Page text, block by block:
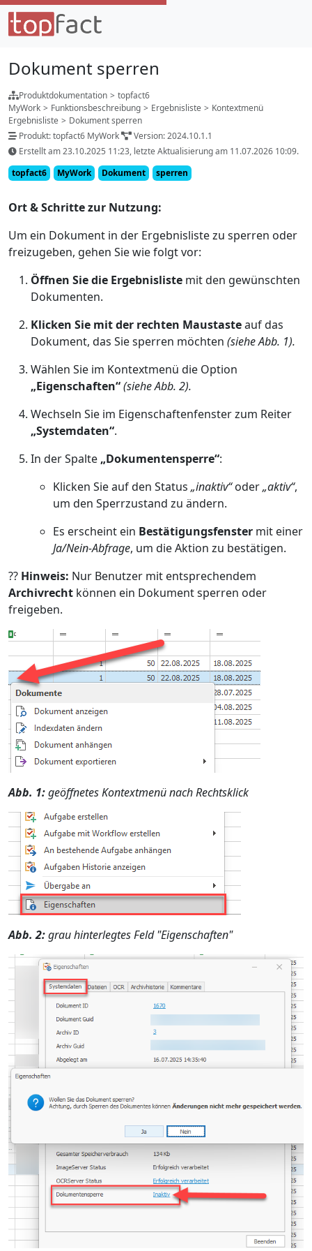
Dokument sperren
Produktdokumentation > topfact6
MyWork > Funktionsbeschreibung > Ergebnisliste > Kontextmenü
Ergebnisliste > Dokument sperren
Produkt: topfact6 MyWork
Version: 2024.10.1.1
Erstellt am 23.10.2025 11:23, letzte Aktualisierung am 11.07.2026 10:09.
topfact6
MyWork Dokument sperren
Ort & Schritte zur Nutzung:
Um ein Dokument in der Ergebnisliste zu sperren oder
freizugeben, gehen Sie wie folgt vor:
Öffnen Sie die Ergebnisliste mit den gewünschten
Dokumenten.
Klicken Sie mit der rechten Maustasteauf das
Dokument, das Sie sperren möchten (siehe Abb. 1).
Wählen Sie im Kontextmenü die Option
„Eigenschaften“(siehe Abb. 2).
Wechseln Sie im Eigenschaftenfenster zum Reiter
„Systemdaten“.
In der Spalte „Dokumentensperre“:
Klicken Sie auf den Status „inaktiv“oder„aktiv“,
um den Sperrzustand zu ändern.
Es erscheint ein Bestätigungsfenster mit einer
Ja/Nein-Abfrage, um die Aktion zu bestätigen.
?? Hinweis: Nur Benutzer mit entsprechendem
Archivrecht können ein Dokument sperren oder
freigeben.
Abb. 1:geöffnetes Kontextmenü nach Rechtsklick
Abb. 2:grau hinterlegtes Feld "Eigenschaften"